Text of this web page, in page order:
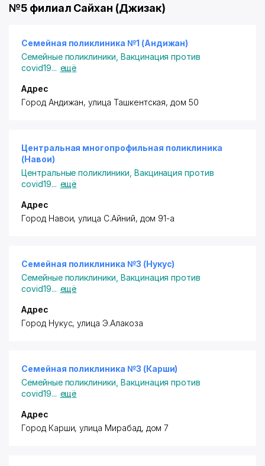
№5 филиал Сайхан (Джизак)
Семейная поликлиника №1 (Андижан)
Семейные поликлиники Вакцинация против
covid19... ещё
Адрес
Город Андижан, улица Ташкентская, дом 50
Центральная многопрофильная поликлиника
(Навои)
Центральные поликлиники Вакцинация против
covid19... ещё
Адрес
Город Навои, улица C.Айний, дом 91-а
Семейная поликлиника №3 (Нукус)
Семейные поликлиники Вакцинация против
covid19... ещё
Адрес
Город Нукус, улица Э.Алакоза
Семейная поликлиника №3 (Карши)
Семейные поликлиники Вакцинация против
covid19... ещё
Адрес
Город Карши, улица Мирабад, дом 7